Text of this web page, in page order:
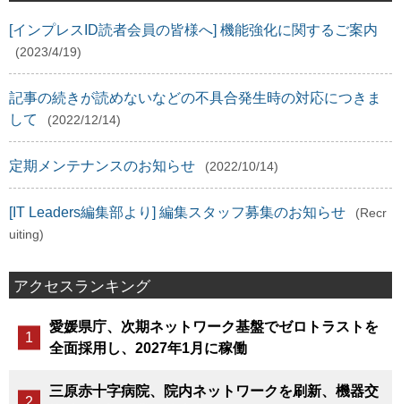
[インプレスID読者会員の皆様へ] 機能強化に関するご案内
(2023/4/19)
記事の続きが読めないなどの不具合発生時の対応につきま
して
(2022/12/14)
定期メンテナンスのお知らせ (2022/10/14)
[IT Leaders編集部より] 編集スタッフ募集のお知らせ
(Recr
uiting)
アクセスランキング
愛媛県庁、次期ネットワーク基盤でゼロトラストを
全面採用し、2027年1月に稼働
三原赤十字病院、院内ネットワークを刷新、機器交